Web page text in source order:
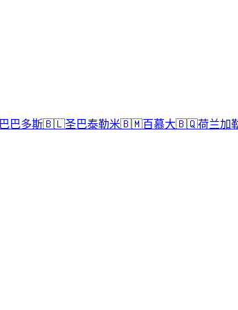
巴巴多斯🇧🇱圣巴泰勒米🇧🇲百慕大🇧🇶荷兰加